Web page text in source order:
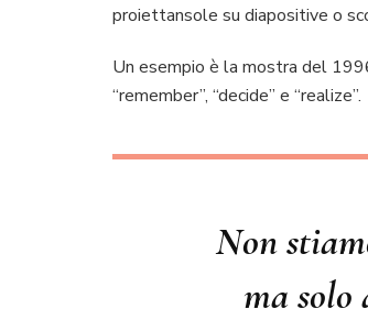
proiettansole su diapositive o
Un esempio è la mostra del
“remember”, “decide” e “realize”.
Non
ma solo